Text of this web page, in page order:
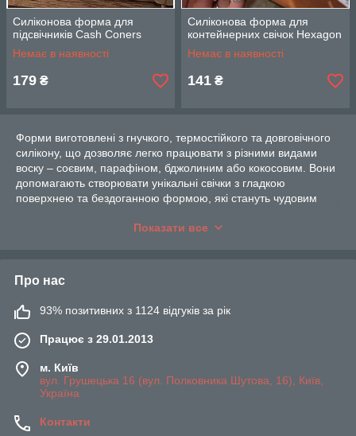
Силіконова форма для
підсвічників Cash Coners
Немає в наявності
179 ₴
Силіконова форма для
контейнерних свічок Hexagon
Немає в наявності
141 ₴
Форми виготовлені з гнучкого, термостійкого та довговічного
силікону, що дозволяє легко працювати з різними видами
воску – соєвим, парафіном, бджолиним або кокосовим. Вони
допомагають створювати унікальні свічки з гладкою
поверхнею та бездоганною формою, які стануть чудовим
Обирайте якісні силіконові форми для створення ідеальних
Показати все
Про нас
93% позитивних з 1124 відгуків за рік
Працює з 29.01.2013
м. Київ
вул. Грушецька 16 (вул. Полковника Шутова, 16), Київ,
Україна
Контакти